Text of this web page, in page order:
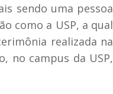
sendo uma pessoa
como a USP, a qual
realizada na
no campus da USP,